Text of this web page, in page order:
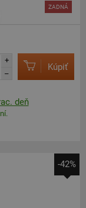
ZADNÁ
+
–
Kúpiť
deň
-42%